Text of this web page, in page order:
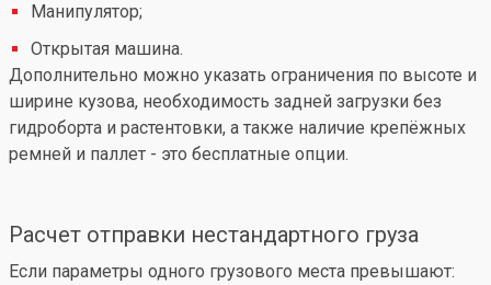
Манипулятор;
Открытая машина.
Дополнительно можно указать ограничения по высоте и
ширине кузова, необходимость задней загрузки без
гидроборта и растентовки, а также наличие крепёжных
ремней и паллет - это бесплатные опции.
Расчет отправки нестандартного груза
Если параметры одного грузового места превышают: